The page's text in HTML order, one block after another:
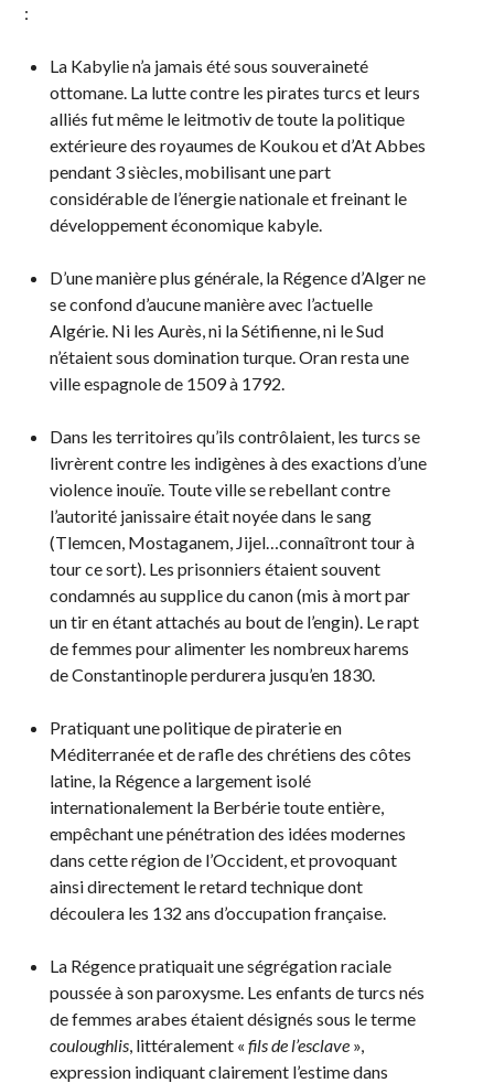
:
La Kabylie n’a jamais été sous souveraineté
ottomane. La lutte contre les pirates turcs et leurs
alliés fut même le leitmotiv de toute la politique
extérieure des royaumes de Koukou et d’At Abbes
pendant 3 siècles, mobilisant une part
considérable de l’énergie nationale et freinant le
développement économique kabyle.
D’une manière plus générale, la Régence d’Alger ne
se confond d’aucune manière avec l’actuelle
Algérie. Ni les Aurès, ni la Sétifienne, ni le Sud
n’étaient sous domination turque. Oran resta une
ville espagnole de 1509 à 1792.
Dans les territoires qu’ils contrôlaient, les turcs se
livrèrent contre les indigènes à des exactions d’une
violence inouïe. Toute ville se rebellant contre
l’autorité janissaire était noyée dans le sang
(Tlemcen, Mostaganem, Jijel…connaîtront tour à
tour ce sort). Les prisonniers étaient souvent
condamnés au supplice du canon (mis à mort par
un tir en étant attachés au bout de l’engin). Le rapt
de femmes pour alimenter les nombreux harems
de Constantinople perdurera jusqu’en 1830.
Pratiquant une politique de piraterie en
Méditerranée et de rafle des chrétiens des côtes
latine, la Régence a largement isolé
internationalement la Berbérie toute entière,
empêchant une pénétration des idées modernes
dans cette région de l’Occident, et provoquant
ainsi directement le retard technique dont
découlera les 132 ans d’occupation française.
La Régence pratiquait une ségrégation raciale
poussée à son paroxysme. Les enfants de turcs nés
de femmes arabes étaient désignés sous le terme
couloughlis, littéralement « fils de l’esclave»,
expression indiquant clairement l’estime dans